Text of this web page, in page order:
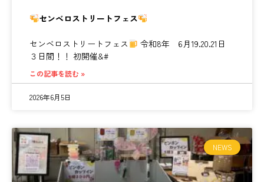
センベロストリートフェス
センベロストリートフェス
令和8年 6月19.20.21日
３日間！！ 初開催&#
この記事を読む »
2026年6月5日
NEWS